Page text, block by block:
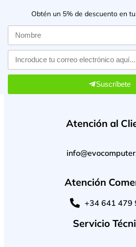
Obtén un 5% de descuento en
Suscríbete
Atención al
Atención
+34 641 479
Servicio